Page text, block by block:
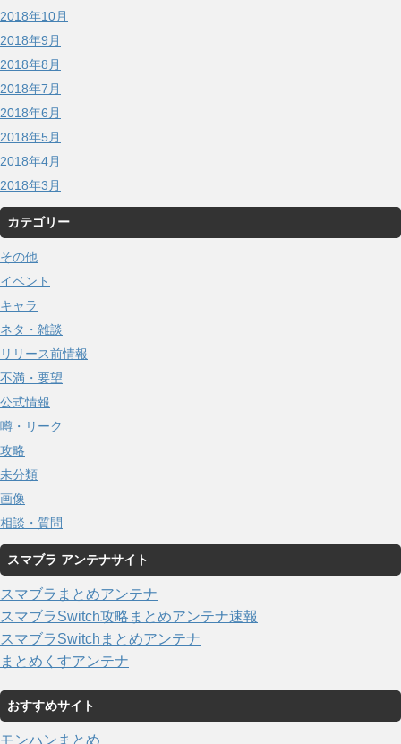
2018年10月
2018年9月
2018年8月
2018年7月
2018年6月
2018年5月
2018年4月
2018年3月
カテゴリー
その他
イベント
キャラ
ネタ・雑談
リリース前情報
不満・要望
公式情報
噂・リーク
攻略
未分類
画像
相談・質問
スマブラ アンテナサイト
スマブラまとめアンテナ
スマブラSwitch攻略まとめアンテナ速報
スマブラSwitchまとめアンテナ
まとめくすアンテナ
おすすめサイト
モンハンまとめ